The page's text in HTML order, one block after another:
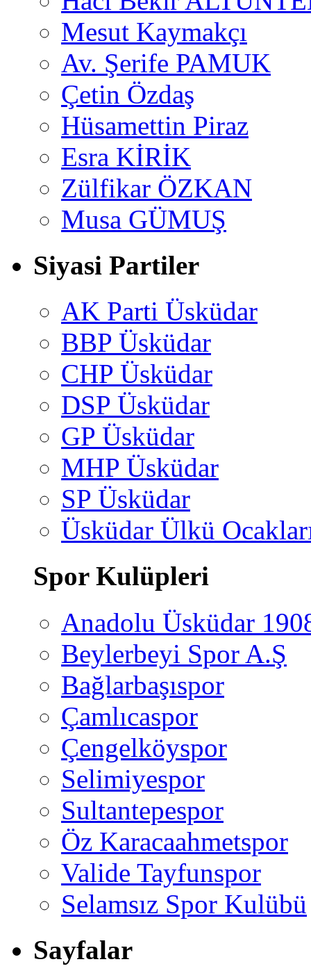
Mesut Kaymakçı
Av. Şerife PAMUK
Çetin Özdaş
Hüsamettin Piraz
Esra KİRİK
Zülfikar ÖZKAN
Musa GÜMUŞ
Siyasi Partiler
AK Parti Üsküdar
BBP Üsküdar
CHP Üsküdar
DSP Üsküdar
GP Üsküdar
MHP Üsküdar
SP Üsküdar
Üsküdar Ülkü
Spor Kulüpleri
Anadolu Üsküdar
Beylerbeyi Spor A.Ş
Bağlarbaşıspor
Çamlıcaspor
Çengelköyspor
Selimiyespor
Sultantepespor
Öz Karacaahmetspor
Valide Tayfunspor
Selamsız Spor Kulübü
Sayfalar